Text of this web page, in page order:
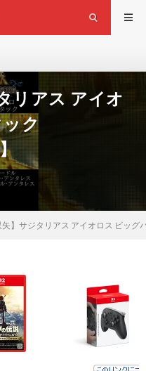
リアス アイオ
ク
矢】サジタリアス アイオロス ビッ